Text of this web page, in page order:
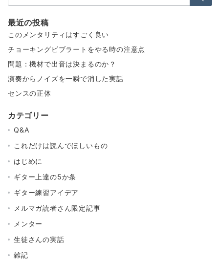
索：
最近の投稿
このメンタリティはすごく良い
チョーキングビブラートをやる時の注意点
問題：機材で出音は決まるのか？
演奏からノイズを一瞬で消した実話
センスの正体
カテゴリー
Q&A
これだけは読んでほしいもの
はじめに
ギター上達の5か条
ギター練習アイデア
メルマガ読者さん限定記事
メンター
生徒さんの実話
雑記